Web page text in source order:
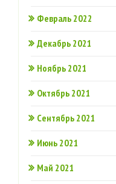
Февраль 2022
Декабрь 2021
Ноябрь 2021
Октябрь 2021
Сентябрь 2021
Июнь 2021
Май 2021